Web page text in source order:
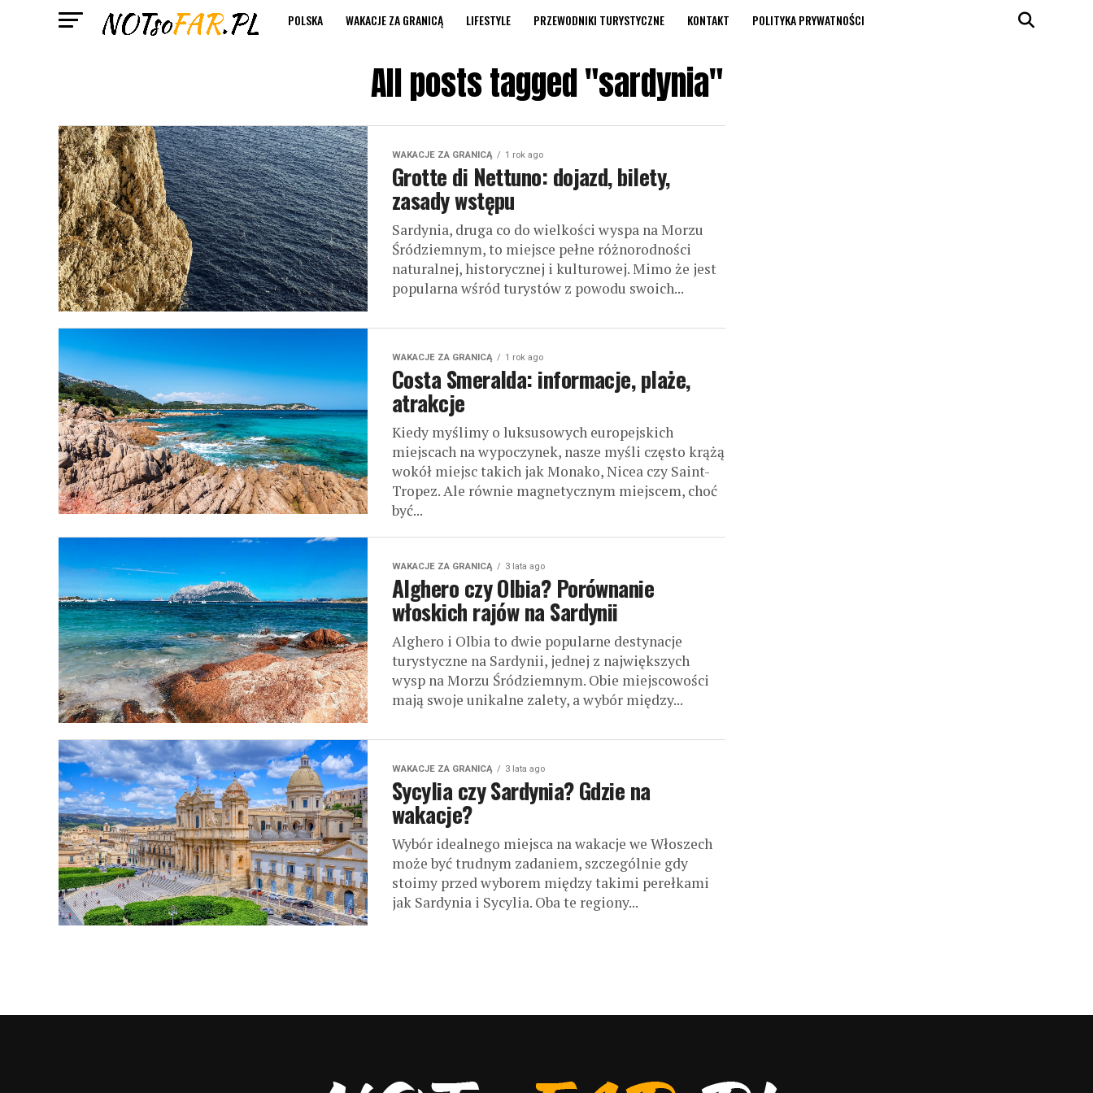
POLSKA WAKACJE ZA GRANICĄ LIFESTYLE PRZEWODNIKI TURYSTYCZNE KONTAKT POLITYKA PRYWATNOŚCI
All posts tagged "sardynia"
WAKACJE ZA GRANICĄ 1 rok ago
Grotte di Nettuno: dojazd, bilety,
zasady wstępu
Sardynia, druga co do wielkości wyspa na Morzu
Śródziemnym, to miejsce pełne różnorodności
naturalnej, historycznej i kulturowej. Mimo że jest
popularna wśród turystów z powodu swoich...
WAKACJE ZA GRANICĄ 1 rok ago
Costa Smeralda: informacje, plaże,
atrakcje
Kiedy myślimy o luksusowych europejskich
miejscach na wypoczynek, nasze myśli często krążą
wokół miejsc takich jak Monako, Nicea czy Saint-
Tropez. Ale równie magnetycznym miejscem, choć
być...
WAKACJE ZA GRANICĄ 3 lata ago
Alghero czy Olbia? Porównanie
włoskich rajów na Sardynii
Alghero i Olbia to dwie popularne destynacje
turystyczne na Sardynii, jednej z największych
wysp na Morzu Śródziemnym. Obie miejscowości
mają swoje unikalne zalety, a wybór między...
WAKACJE ZA GRANICĄ 3 lata ago
Sycylia czy Sardynia? Gdzie na
wakacje?
Wybór idealnego miejsca na wakacje we Włoszech
może być trudnym zadaniem, szczególnie gdy
stoimy przed wyborem między takimi perełkami
jak Sardynia i Sycylia. Oba te regiony...